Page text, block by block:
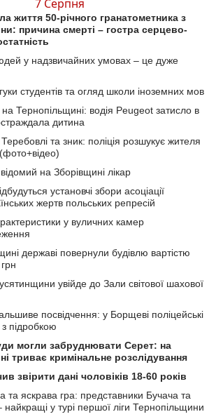
7 Серпня
життя 50-річного гранатометника з
причина смерті – гостра серцево-
у надзвичайних умовах – це дуже
студентів та огляд школи іноземних мов
Тернопільщині: водія Peugeot затисло в
дитина
та зник: поліція розшукує жителя
на Зборівщині лікар
установчі збори асоціації
жертв польських репресій
у вуличних камер
державі повернули будівлю вартістю
увійде до Зали світової шахової
посвідчення: у Борщеві поліцейські
підробкою
могли забруднювати Серет: на
триває кримінальне розслідування
звірити дані чоловіків 18-60 років
та яскрава гра: представники Бучача та
у турі першої ліги Тернопільщини